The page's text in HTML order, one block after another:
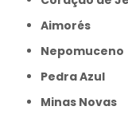
Aimorés
Nepomuceno
Pedra Azul
Minas Novas